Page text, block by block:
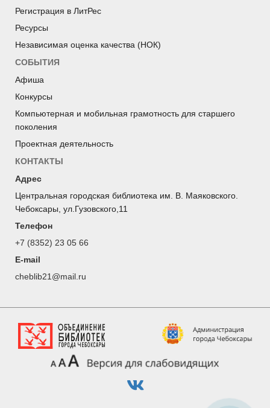
Регистрация в ЛитРес
Ресурсы
Независимая оценка качества (НОК)
СОБЫТИЯ
Афиша
Конкурсы
Компьютерная и мобильная грамотность для старшего
поколения
Проектная деятельность
КОНТАКТЫ
Адрес
Центральная городская библиотека им. В. Маяковского.
Чебоксары, ул.Гузовского,11
Телефон
+7 (8352) 23 05 66
E-mail
cheblib21@mail.ru